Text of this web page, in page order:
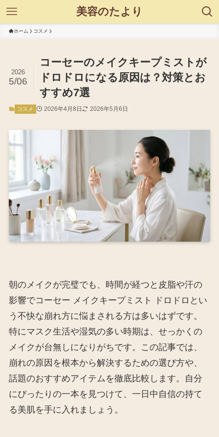
美容のたより
ホーム コスメ
コーセーのメイクキープミストが
ドロドロになる原因は？対策とお
すすめ7選
2026
5/06
コスメ 2026年4月8日 2026年5月6日
朝のメイクが完璧でも、時間が経つと皮脂や汗の
影響でコーセー メイクキープミスト ドロドロとい
う不快な崩れ方に悩まされる方は多いはずです。
特にマスク生活や湿気の多い時期は、せっかくの
メイクが台無しになりがちです。この記事では、
崩れの原因を根本から解決するための選び方や、
話題のおすすめアイテムを徹底比較します。自分
にぴったりの一本を見つけて、一日中自信の持て
る美肌を手に入れましょう。